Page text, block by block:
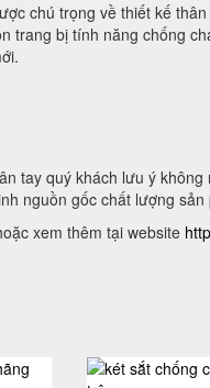
chú trọng về thiết kế
trang bị tính năng chống
tay quý khách lưu ý
nguồn gốc chất lượng sản
xem thêm tại website